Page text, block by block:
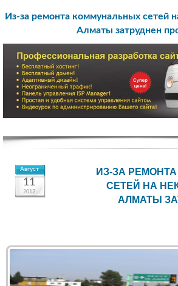
Из-за ремонта коммунальных сетей
Алматы затруднен
Август
11
2012
ИЗ-ЗА
СЕТЕЙ НА
АЛМАТЫ